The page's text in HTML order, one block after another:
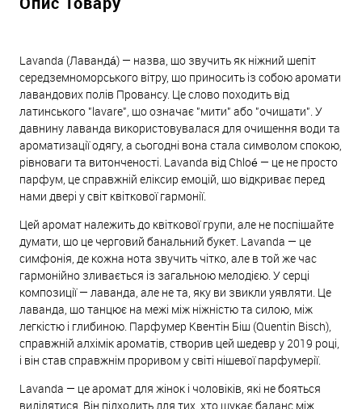
Lavanda (Лавандá) — назва, що звучить як ніжний шепіт
середземноморського вітру, що приносить із собою аромати
лавандових полів Провансу. Це слово походить від
латинського "lavare", що означає "мити" або "очищати". У
давнину лаванда використовувалася для очищення води та
ароматизації одягу, а сьогодні вона стала символом спокою,
рівноваги та витонченості. Lavanda від Chloé — це не просто
парфум, це справжній еліксир емоцій, що відкриває перед
нами двері у світ квіткової гармонії.
Цей аромат належить до квіткової групи, але не поспішайте
думати, що це черговий банальний букет. Lavanda — це
симфонія, де кожна нота звучить чітко, але в той же час
гармонійно зливається із загальною мелодією. У серці
композиції — лаванда, але не та, яку ви звикли уявляти. Це
лаванда, що танцює на межі між ніжністю та силою, між
легкістю і глибиною. Парфумер Квентін Біш (Quentin Bisch),
справжній алхімік ароматів, створив цей шедевр у 2019 році,
і він став справжнім проривом у світі нішевої парфумерії.
Lavanda — це аромат для жінок і чоловіків, які не бояться
виділятися. Він підходить для тих, хто шукає баланс між